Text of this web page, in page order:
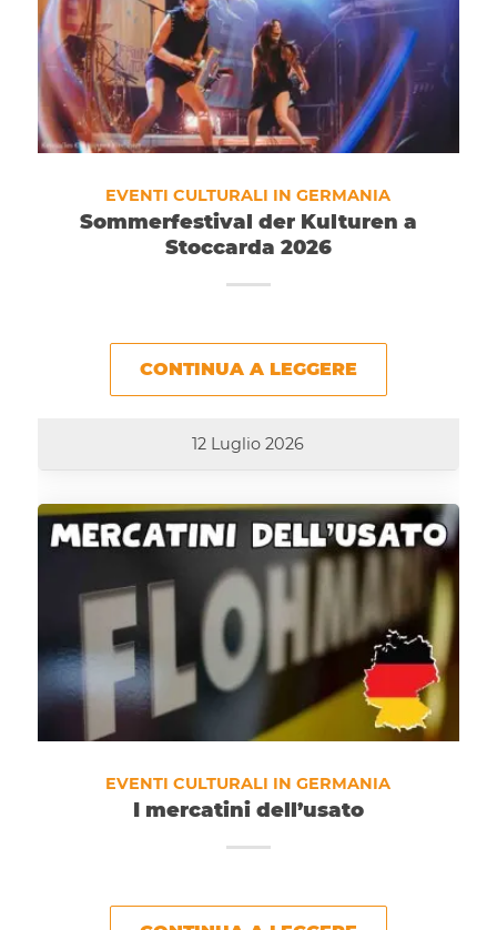
EVENTI CULTURALI IN GERMANIA
Sommerfestival der Kulturen a
Stoccarda 2026
CONTINUA A LEGGERE
12 Luglio 2026
EVENTI CULTURALI IN GERMANIA
I mercatini dell’usato